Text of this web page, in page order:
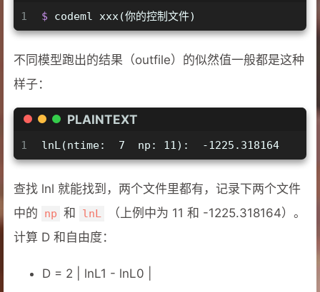
1 $ codeml xxx(你的控制文件)
不同模型跑出的结果（outfile）的似然值一般都是这种
样子：
PLAINTEXT
1 lnL(ntime:  7  np: 11):  -1225.318164
查找 lnl 就能找到，两个文件里都有，记录下两个文件
中的
np 和 lnL
（上例中为 11 和 -1225.318164）。
计算 D 和自由度：
D = 2 | lnL1 - lnL0 |